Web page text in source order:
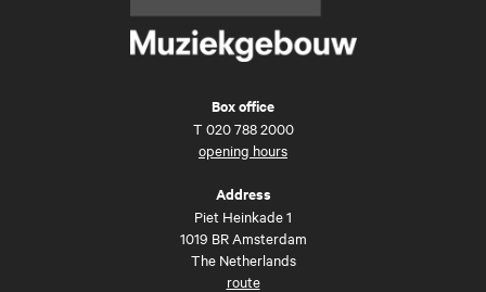
Box office
T 020 788 2000
opening hours
Address
Piet Heinkade 1
1019 BR Amsterdam
The Netherlands
route